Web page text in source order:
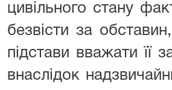
цивільного стану
безвісти за
підстави вважати її
внаслідок